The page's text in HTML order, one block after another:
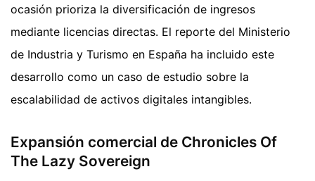
ocasión prioriza la diversificación de ingresos
mediante licencias directas. El reporte del Ministerio
de Industria y Turismo en España ha incluido este
desarrollo como un caso de estudio sobre la
escalabilidad de activos digitales intangibles.
Expansión comercial de Chronicles Of
The Lazy Sovereign